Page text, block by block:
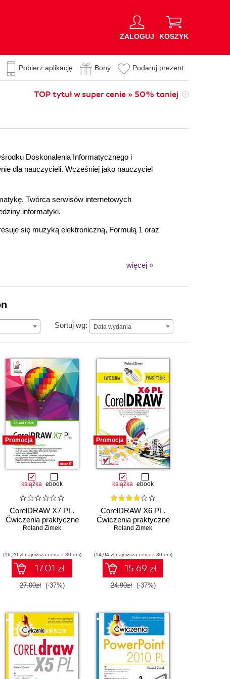
ZALOGUJ KOSZYK
Pobierz aplikację Bony Podaruj prezent
TOP tytuł w super cenie » 50% taniej
Doskonalenia Informatycznego i
dla nauczycieli. Wcześniej jako nauczyciel
Twórca serwisów internetowych
informatyki.
się muzyką elektroniczną, Formułą 1 oraz
więcej »
Sortuj wg: Data wydania
Data wydania
Promocja
książka ebook
CorelDRAW X7 PL.
Ćwiczenia praktyczne
Roland Zimek
(16,20 zł najniższa cena z 30 dni)
17.01 zł
27.00zł (-37%)
Promocja
książka ebook
CorelDRAW X6 PL.
Ćwiczenia praktyczne
Roland Zimek
(14,94 zł najniższa cena z 30 dni)
15.69 zł
24.90zł (-37%)